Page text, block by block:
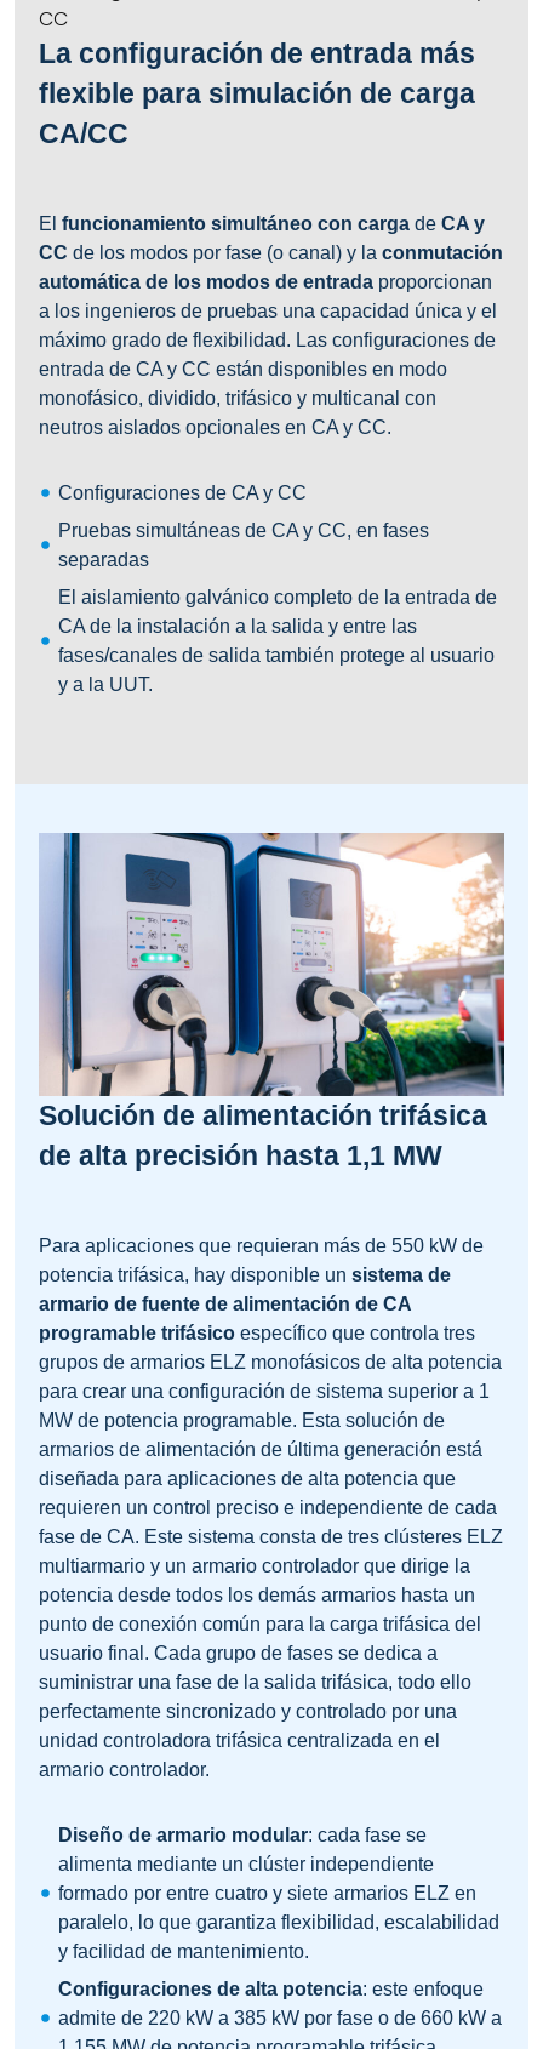
La configuración de entrada más
flexible para simulación de carga
CA/CC
El funcionamiento simultáneo con carga de CA y
CC de los modos por fase (o canal) y la conmutación
automática de los modos de entrada proporcionan
a los ingenieros de pruebas una capacidad única y el
máximo grado de flexibilidad. Las configuraciones de
entrada de CA y CC están disponibles en modo
monofásico, dividido, trifásico y multicanal con
neutros aislados opcionales en CA y CC.
Configuraciones de CA y CC
Pruebas simultáneas de CA y CC, en fases
separadas
El aislamiento galvánico completo de la entrada de
CA de la instalación a la salida y entre las
fases/canales de salida también protege al usuario
y a la UUT.
Solución de alimentación trifásica
de alta precisión hasta 1,1 MW
Para aplicaciones que requieran más de 550 kW de
potencia trifásica, hay disponible un sistema de
armario de fuente de alimentación de CA
programable trifásico específico que controla tres
grupos de armarios ELZ monofásicos de alta potencia
para crear una configuración de sistema superior a 1
MW de potencia programable. Esta solución de
armarios de alimentación de última generación está
diseñada para aplicaciones de alta potencia que
requieren un control preciso e independiente de cada
fase de CA. Este sistema consta de tres clústeres ELZ
multiarmario y un armario controlador que dirige la
potencia desde todos los demás armarios hasta un
punto de conexión común para la carga trifásica del
usuario final. Cada grupo de fases se dedica a
suministrar una fase de la salida trifásica, todo ello
perfectamente sincronizado y controlado por una
unidad controladora trifásica centralizada en el
armario controlador.
Diseño de armario modular: cada fase se
alimenta mediante un clúster independiente
formado por entre cuatro y siete armarios ELZ en
paralelo, lo que garantiza flexibilidad, escalabilidad
y facilidad de mantenimiento.
Configuraciones de alta potencia: este enfoque
admite de 220 kW a 385 kW por fase o de 660 kW a